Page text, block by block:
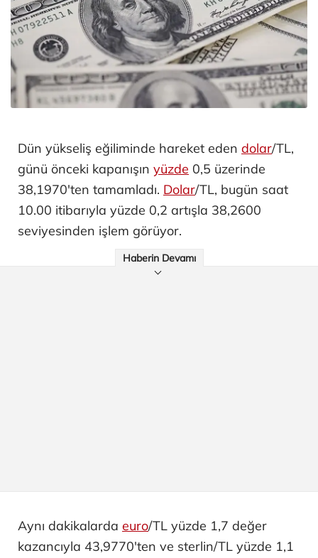
Dün yükseliş eğiliminde hareket eden dolar/TL,
günü önceki kapanışın yüzde 0,5 üzerinde
38,1970'ten tamamladı. Dolar/TL, bugün saat
10.00 itibarıyla yüzde 0,2 artışla 38,2600
seviyesinden işlem görüyor.
Haberin Devamı
Aynı dakikalarda euro/TL yüzde 1,7 değer
kazancıyla 43,9770'ten ve sterlin/TL yüzde 1,1